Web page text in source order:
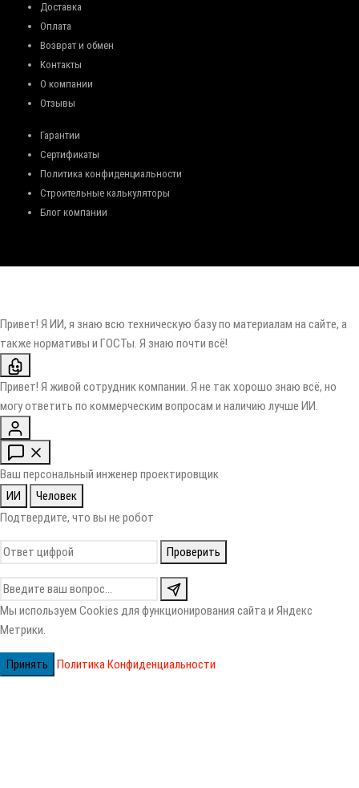
Доставка
Оплата
Возврат и обмен
Контакты
О компании
Отзывы
Гарантии
Сертификаты
Политика конфиденциальности
Строительные калькуляторы
Блог компании
Привет! Я ИИ, я знаю всю техническую базу по материалам на сайте, а
также нормативы и ГОСТы. Я знаю почти всё!
Привет! Я живой сотрудник компании. Я не так хорошо знаю всё, но
могу ответить по коммерческим вопросам и наличию лучше ИИ.
Ваш персональный инженер проектировщик
ИИ
Человек
Подтвердите, что вы не робот
Проверить
Мы используем Cookies для функционирования сайта и Яндекс
Метрики.
Принять Политика Конфиденциальности